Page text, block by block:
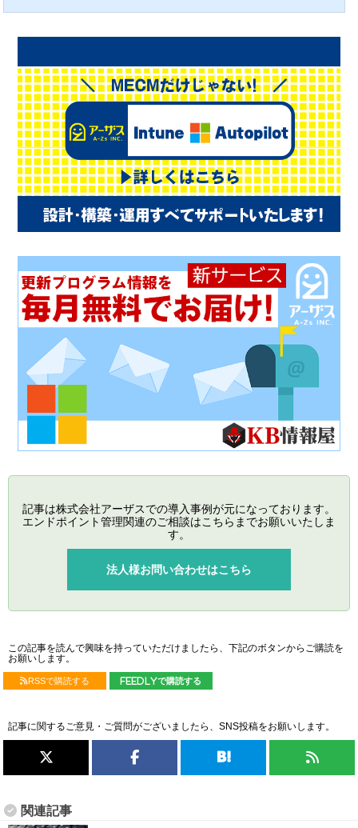
記事は株式会社アーザスでの導入事例が元になっております。
エンドポイント管理関連のご相談はこちらまでお願いいたしま
す。
法人様お問い合わせはこちら
この記事を読んで興味を持っていただけましたら、下記のボタンからご購読を
お願いします。
RSSで購読する feedlyで購読する
記事に関するご意見・ご質問がございましたら、SNS投稿をお願いします。
関連記事